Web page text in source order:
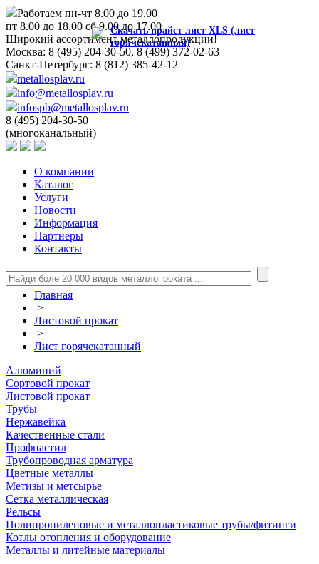
Работаем пн-чт 8.00 до 19.00
пт 8.00 до 18.00 сб 9.00 до 17.00
Широкий ассортимент металлопродукции!
Москва: 8 (495) 204-30-50, 8 (499) 372-02-63
Санкт-Петербург: 8 (812) 385-42-12
metallosplav.ru
info@metallosplav.ru
infospb@metallosplav.ru
8 (495) 204-30-50
(многоканальный)
О компании
Каталог
Услуги
Новости
Информация
Партнеры
Контакты
Главная
>
Листовой прокат
>
Лист горячекатанный
Алюминий
Сортовой прокат
Листовой прокат
Трубы
Нержавейка
Качественные стали
Профнастил
Трубопроводная арматура
Цветные металлы
Метизы и метсырье
Сетка металлическая
Рельсы
Полипропиленовые и металлопластиковые трубы/фитинги
Котлы отопления и оборудование
Металлы и литейные материалы
Скачать прайст лист XLS (лист
горячекатанный)